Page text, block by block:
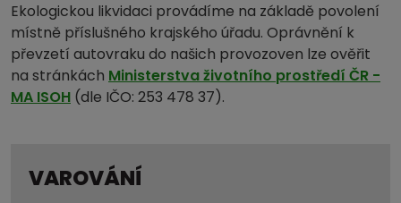
Ekologickou likvidaci provádíme na základě povolení
místně příslušného krajského úřadu. Oprávnění k
převzetí autovraku do našich provozoven lze ověřit
na stránkách Ministerstva životního prostředí ČR -
MA ISOH (dle IČO: 253 478 37).
VAROVÁNÍ